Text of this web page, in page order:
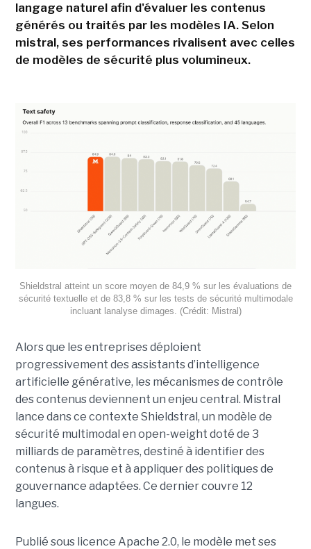
langage naturel afin d'évaluer les contenus
générés ou traités par les modèles IA. Selon
mistral, ses performances rivalisent avec celles
de modèles de sécurité plus volumineux.
Shieldstral atteint un score moyen de 84,9 % sur les évaluations de
sécurité textuelle et de 83,8 % sur les tests de sécurité multimodale
incluant lanalyse dimages. (Crédit: Mistral)
Alors que les entreprises déploient
progressivement des assistants d’intelligence
artificielle générative, les mécanismes de contrôle
des contenus deviennent un enjeu central. Mistral
lance dans ce contexte Shieldstral, un modèle de
sécurité multimodal en open-weight doté de 3
milliards de paramètres, destiné à identifier des
contenus à risque et à appliquer des politiques de
gouvernance adaptées. Ce derniercouvre 12
langues.
Publié sous licence Apache 2.0, le modèle met ses